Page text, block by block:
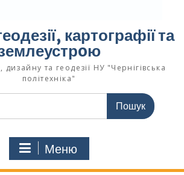
картографії та
дизайну та геодезії НУ "Чернігівська
політехніка"
Меню